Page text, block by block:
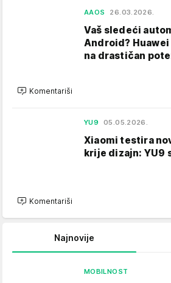
AAOS 26.03.2026.
Vaš sledeći
Android?
na drastičan
Komentariši
YU9 05.05.2026.
Xiaomi testira
krije dizajn: YU9
Komentariši
Najnovije
MOBILNOST